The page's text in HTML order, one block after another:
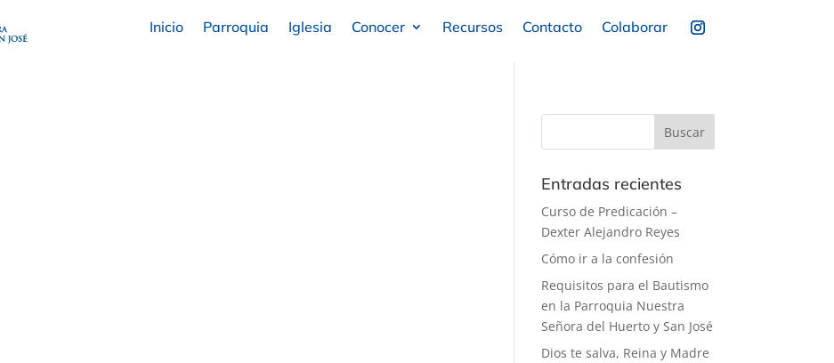
Inicio Parroquia Iglesia Conocer Recursos Contacto Colaborar
Entradas recientes
Curso de Predicación –
Dexter Alejandro Reyes
Cómo ir a la confesión
Requisitos para el Bautismo
en la Parroquia Nuestra
Señora del Huerto y San José
Dios te salva, Reina y Madre